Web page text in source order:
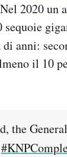
2020 un
anni:
il 10
the